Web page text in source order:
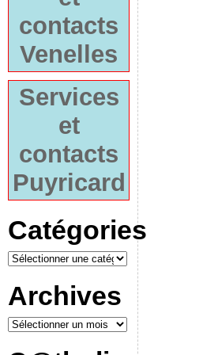
contacts
Venelles
Services
et
contacts
Puyricard
Catégories
Archives